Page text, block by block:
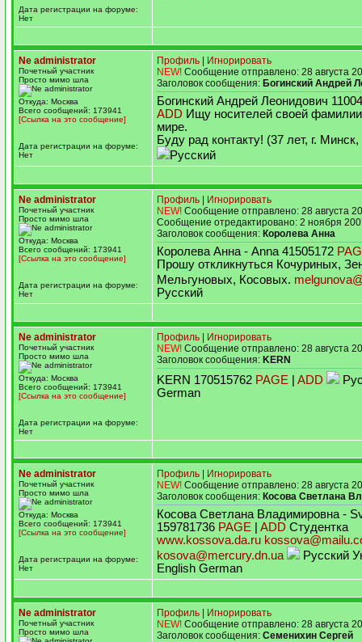
Дата регистрации на форуме:
Нет
Ne administrator
Почетный участник
Просто мимо шла
Откуда: Москва
Всего сообщений: 173941
[Ссылка на это сообщение]
Дата регистрации на форуме:
Нет
Профиль
Игнорировать
NEW! Сообщение отправлено: 28 августа
Заголовок сообщения: Богинский Андрей
Богинский Андрей Леонидович
ADD Ищу носителей своей
мире.
Буду рад контакту! (37 лет, г.
Русский
Ne administrator
Почетный участник
Просто мимо шла
Откуда: Москва
Всего сообщений: 173941
[Ссылка на это сообщение]
Дата регистрации на форуме:
Нет
Профиль
Игнорировать
NEW! Сообщение отправлено: 28 августа
Сообщение отредактировано: 2 ноября
Заголовок сообщения: Королева Анна
Королева Анна - Anna 41505172
Прошу откликнуться Кочуриных,
Мельгуновых, Косовых.
Русский
Ne administrator
Почетный участник
Просто мимо шла
Откуда: Москва
Всего сообщений: 173941
[Ссылка на это сообщение]
Дата регистрации на форуме:
Нет
Профиль
Игнорировать
NEW! Сообщение отправлено: 28 августа
Заголовок сообщения: KERN
KERN 170515762 PAGE ADD
German
Ne administrator
Почетный участник
Просто мимо шла
Откуда: Москва
Всего сообщений: 173941
[Ссылка на это сообщение]
Дата регистрации на форуме:
Нет
Профиль
Игнорировать
NEW! Сообщение отправлено: 28 августа
Заголовок сообщения: Косова Светлана
Косова Светлана Владимировна -
159781736 PAGE ADD Студентка
www.kossova.da.ru
kosova@mercury.dn.ua
Русский
English German
Ne administrator
Почетный участник
Просто мимо шла
Профиль
Игнорировать
NEW! Сообщение отправлено: 28 августа
Заголовок сообщения: Семенихин Сергей